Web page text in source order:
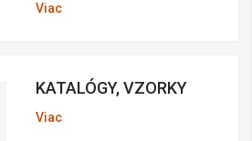
Viac
KATALÓGY, VZORKY
Viac